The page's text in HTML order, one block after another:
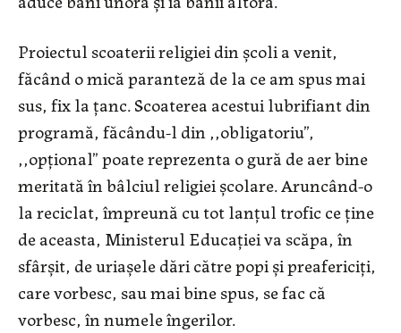
Proiectul scoaterii religiei din școli a venit,
făcând o mică paranteză de la ce am spus mai
sus, fix la țanc. Scoaterea acestui lubrifiant din
programă, făcându-l din ,,obligatoriu”,
,,opțional” poate reprezenta o gură de aer bine
meritată în bâlciul religiei școlare. Aruncând-o
la reciclat, împreună cu tot lanțul trofic ce ține
de aceasta, Ministerul Educației va scăpa, în
sfârșit, de uriașele dări către popi și preafericiți,
care vorbesc, sau mai bine spus, se fac că
vorbesc, în numele îngerilor.